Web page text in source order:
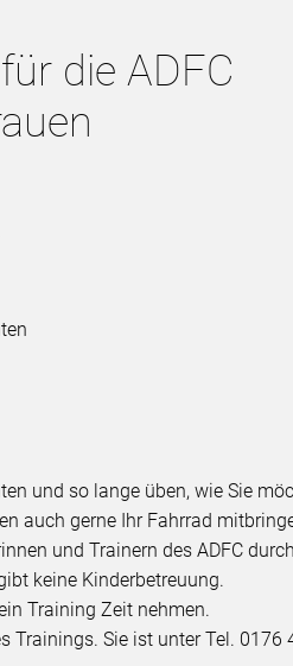
die ADFC
und so lange üben, wie Sie
auch gerne Ihr Fahrrad
und Trainern des ADFC
keine Kinderbetreuung.
Training Zeit nehmen.
Trainings. Sie ist unter Tel. 0176